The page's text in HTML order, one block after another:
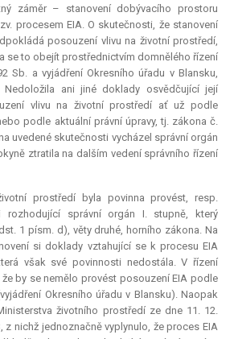
záměr – stanovení dobývacího prostoru
procesem EIA. O skutečnosti, že stanovení
posouzení vlivu na životní prostředí,
se to obejít prostřednictvím domnělého řízení
Sb. a vyjádření Okresního úřadu v Blansku,
Nedoložila ani jiné doklady osvědčující její
vlivu na životní prostředí ať už podle
podle aktuální právní úpravy, tj. zákona č.
uvedené skutečnosti vycházel správní orgán
ztratila na dalším vedení správního řízení
prostředí byla povinna provést, resp.
rozhodující správní orgán I. stupně, který
1 písm. d), věty druhé, horního zákona. Na
si doklady vztahující se k procesu EIA
však své povinnosti nedostála. V řízení
by se nemělo provést posouzení EIA podle
Okresního úřadu v Blansku). Naopak
životního prostředí ze dne 11. 12.
z nichž jednoznačně vyplynulo, že proces EIA